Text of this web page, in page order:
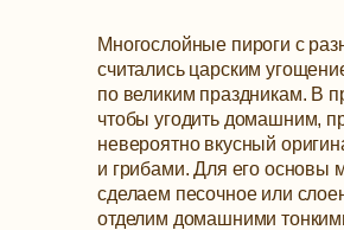
Многослойные пироги с
считались царским
по великим праздникам. В
чтобы угодить домашним,
невероятно вкусный
и грибами.Для его основы
сделаем песочное или
отделим домашними